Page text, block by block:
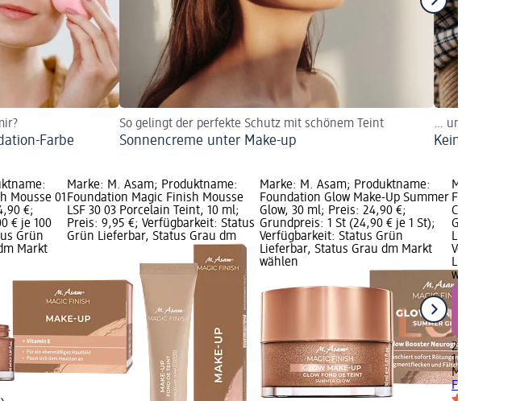
Farbe
So gelingt der perfekte Schutz mit schönem Teint
Sonnencreme unter Make-up
… und
Keine Angst
Mousse 01
€;
€ je 100
Grün
Markt
Marke: M. Asam; Produktname:
Foundation Magic Finish Mousse
LSF 30 03 Porcelain Teint, 10 ml;
Preis: 9,95 €; Verfügbarkeit: Status
Grün Lieferbar, Status Grau dm
Marke: M. Asam; Produktname:
Foundation Glow Make-Up Summer
Glow, 30 ml; Preis: 24,90 €;
Grundpreis: 1 St (24,90 € je 1 St);
Verfügbarkeit: Status Grün
Lieferbar, Status Grau dm Markt
wählen
Marke: M.
Foundation
Classic, 40
Limitierte
Lieferbar,
wählen
24,90 €
1 St (24,90
M. Asam
Finish